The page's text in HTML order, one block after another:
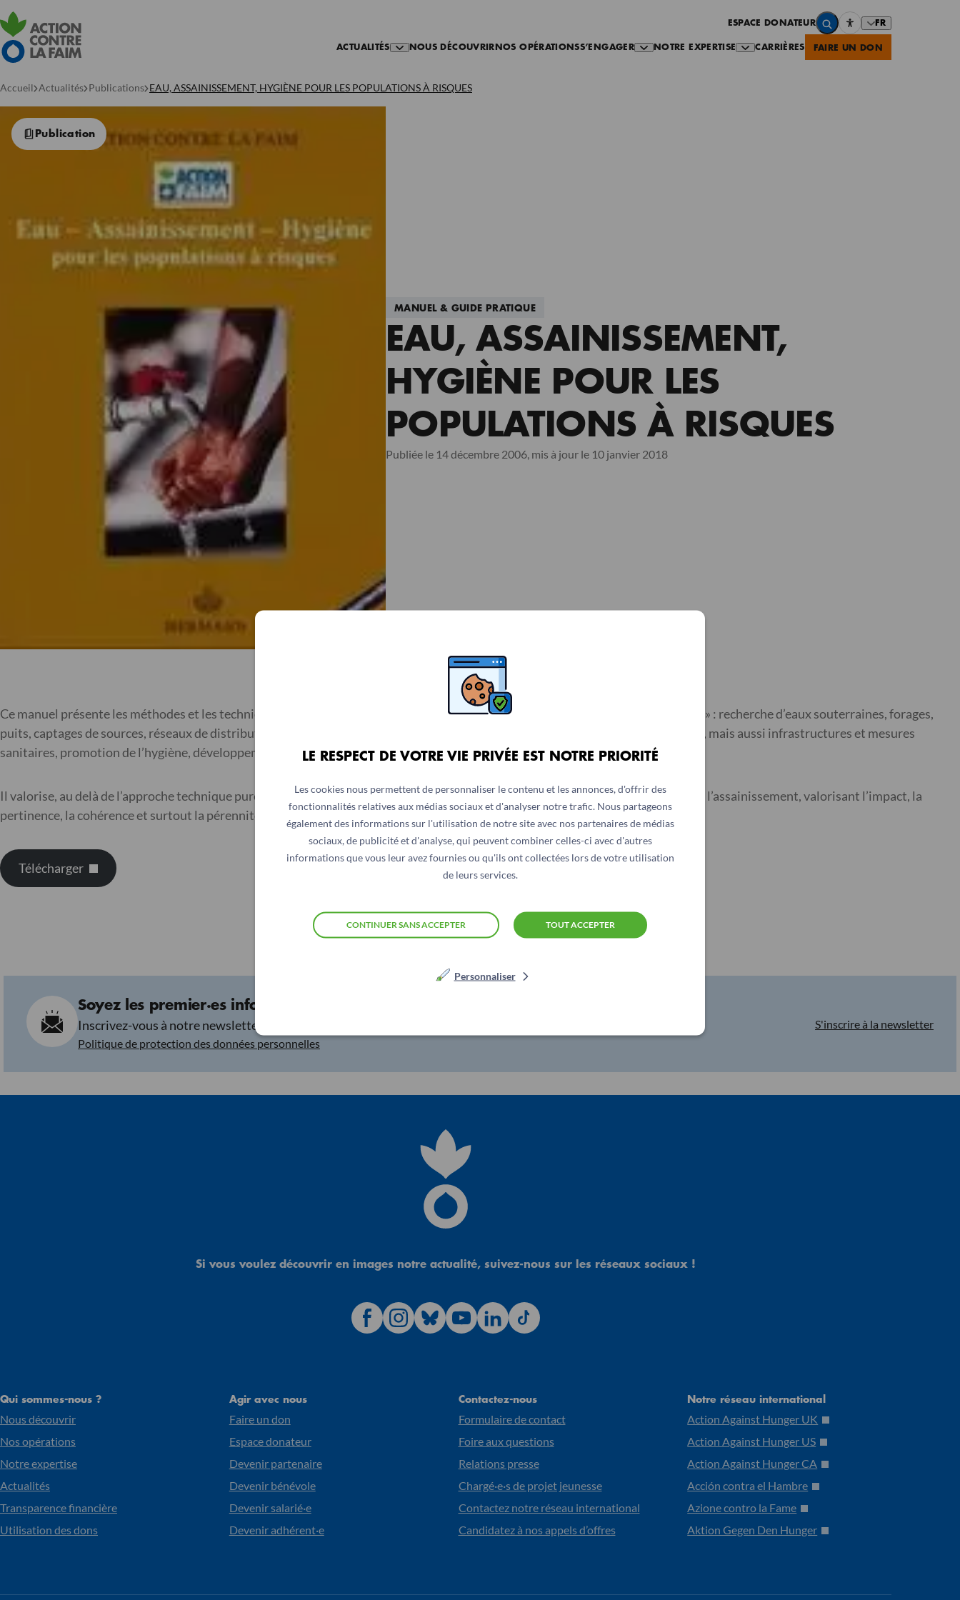
LE RESPECT DE VOTRE VIE PRIVÉE EST NOTRE PRIORITÉ
Les cookies nous permettent de personnaliser le contenu et les annonces, d'offrir des
fonctionnalités relatives aux médias sociaux et d'analyser notre trafic. Nous partageons
également des informations sur l'utilisation de notre site avec nos partenaires de médias
sociaux, de publicité et d'analyse, qui peuvent combiner celles-ci avec d'autres
informations que vous leur avez fournies ou qu'ils ont collectées lors de votre utilisation
de leurs services.
TOUT ACCEPTER
CONTINUER SANS ACCEPTER
Personnaliser
ESPACE DONATEUR FR
ACTUALITÉS NOUS DÉCOUVRIR NOS OPÉRATIONSS’ENGAGER NOTRE EXPERTISE CARRIÈRES FAIRE UN DON
Accueil Actualités Publications EAU, ASSAINISSEMENT, HYGIÈNE POUR LES POPULATIONS À RISQUES
Publication
MANUEL & GUIDE PRATIQUE
EAU, ASSAINISSEMENT,
HYGIÈNE POUR LES
POPULATIONS À RISQUES
Publiée le 14 décembre 2006, mis à jour le 10 janvier 2018
Ce manuel présente les méthodes et les techniques d’intervention essentielles à la réalisation de projets « eau et assainissement » : recherche d’eaux souterraines, forages,
puits, captages de sources, réseaux de distribution gravitaire, traitement et distribution d’eau de surface, stockage d’eau de pluie, mais aussi infrastructures et mesures
sanitaires, promotion de l’hygiène, développement des capacités locales.
Il valorise, au delà de l’approche technique pure, une stratégie d’intervention raisonnée et concertée dans le secteur de l’eau et de l’assainissement, valorisant l’impact, la
pertinence, la cohérence et surtout la pérennité des projets à travers une gestion locale.
Télécharger
Soyez les premier·es informé·es de nos actions
Inscrivez-vous à notre newsletter pour être informé·e de nos dernières actualités !
Politique de protection des données personnelles
S'inscrire à la newsletter
Si vous voulez découvrir en images notre actualité, suivez-nous sur les réseaux sociaux !
Qui sommes-nous ?
Nous découvrir
Nos opérations
Notre expertise
Actualités
Transparence financière
Utilisation des dons
Agir avec nous
Faire un don
Espace donateur
Devenir partenaire
Devenir bénévole
Devenir salarié·e
Devenir adhérent·e
Contactez-nous
Formulaire de contact
Foire aux questions
Relations presse
Chargé·e·s de projet jeunesse
Contactez notre réseau international
Candidatez à nos appels d’offres
Notre réseau international
Action Against Hunger UK
Action Against Hunger US
Action Against Hunger CA
Acción contra el Hambre
Azione contro la Fame
Aktion Gegen Den Hunger